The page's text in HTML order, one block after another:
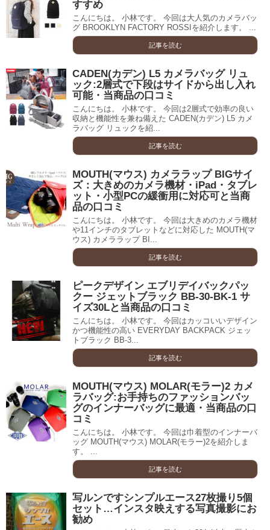
すすめ
こんにちは。 小林です。 今回は大人気のカメラバッ
グ BROOKLYN FACTORY ROSSIを紹介します。 ...
記事を読む
CADEN(カデン) L5 カメラバッグ リュ
ック:2層式で下段はサイドから出し入れ
可能・当商品の口コミ
こんにちは。 小林です。 今回は2層式で効率の良い
収納と機能性を兼ね備えた CADEN(カデン) L5 カメ
ラバッグ リュックを紹...
記事を読む
MOUTH(マウス) カメララップ BIGサイ
ズ：大きめのカメラ機材・iPad・タブレ
ット・小型PCの緩衝用に対応可と当商
品の口コミ
こんにちは。 小林です。 今回は大きめのカメラ機材
や11インチのタブレットなどに対応した MOUTH(マ
ウス) カメララップ BI...
記事を読む
ピークデザイン エブリデイバックパッ
クー ジェットブラック BB-30-BK-1 サ
イズ30Lと当商品の口コミ
こんにちは。 小林です。 今回はカッコいいデザイン
かつ機能性の高い EVERYDAY BACKPACK ジェッ
トブラック BB-3...
記事を読む
MOUTH(マウス) MOLAR(モラー)2 カメ
ラバッグ:お手持ちのファッションバッ
グのインナーバッグに最適・当商品の口
コミ
こんにちは。 小林です。 今回は巾着型のインナーバ
ッグ MOUTH(マウス) MOLAR(モラー)2を紹介しま
す。 ...
記事を読む
写ルンですシンプルエース27枚撮り5個
セット…インスタ映えする写真撮影にお
勧め